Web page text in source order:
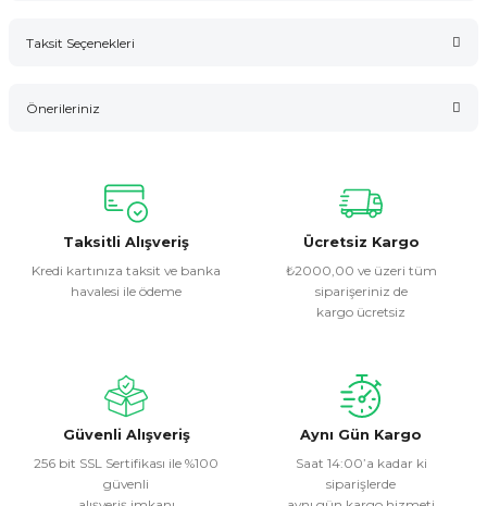
Taksit Seçenekleri
Önerileriniz
konularda yetersiz gördüğünüz noktaları öneri formunu
kullanarak tarafımıza iletebilirsiniz.
Görüş ve önerileriniz için teşekkür ederiz.
Ürün resmi kalitesiz, bozuk veya görüntülenemiyor.
Ürün fiyatı diğer sitelerden daha pahalı.
Bu ürüne benzer farklı alternatifler olmalı.
Taksitli Alışveriş
Kredi kartınıza taksit ve banka
havalesi ile ödeme
Ücretsiz Kargo
₺2000,00 ve üzeri tüm
siparişeriniz de
kargo ücretsiz
Güvenli Alışveriş
256 bit SSL Sertifikası ile %100
güvenli
Aynı Gün Kargo
Saat 14:00’a kadar ki
siparişlerde